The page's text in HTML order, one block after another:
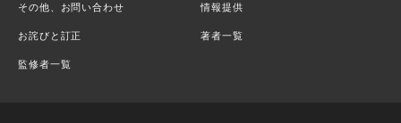
その他、お問い合わせ 情報提供
お詫びと訂正 著者一覧
監修者一覧